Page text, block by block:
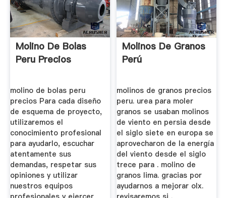
Molino De Bolas
Peru Precios
molino de bolas peru
precios Para cada diseño
de esquema de proyecto,
utilizaremos el
conocimiento profesional
para ayudarlo, escuchar
atentamente sus
demandas, respetar sus
opiniones y utilizar
nuestros equipos
Molinos De Granos
Perú
molinos de granos precios
peru. urea para moler
granos se usaban molinos
de viento en persia desde
el siglo siete en europa se
aprovecharon de la energía
del viento desde el siglo
trece para . molino de
granos lima. gracias por
ayudarnos a mejorar olx.